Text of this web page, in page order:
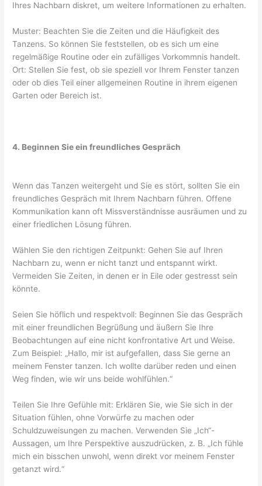
Ihres Nachbarn diskret, um weitere Informationen zu erhalten.
Muster: Beachten Sie die Zeiten und die Häufigkeit des
Tanzens. So können Sie feststellen, ob es sich um eine
regelmäßige Routine oder ein zufälliges Vorkommnis handelt.
Ort: Stellen Sie fest, ob sie speziell vor Ihrem Fenster tanzen
oder ob dies Teil einer allgemeinen Routine in ihrem eigenen
Garten oder Bereich ist.
4. Beginnen Sie ein freundliches Gespräch
Wenn das Tanzen weitergeht und Sie es stört, sollten Sie ein
freundliches Gespräch mit Ihrem Nachbarn führen. Offene
Kommunikation kann oft Missverständnisse ausräumen und zu
einer friedlichen Lösung führen.
Wählen Sie den richtigen Zeitpunkt: Gehen Sie auf Ihren
Nachbarn zu, wenn er nicht tanzt und entspannt wirkt.
Vermeiden Sie Zeiten, in denen er in Eile oder gestresst sein
könnte.
Seien Sie höflich und respektvoll: Beginnen Sie das Gespräch
mit einer freundlichen Begrüßung und äußern Sie Ihre
Beobachtungen auf eine nicht konfrontative Art und Weise.
Zum Beispiel: „Hallo, mir ist aufgefallen, dass Sie gerne an
meinem Fenster tanzen. Ich wollte darüber reden und einen
Weg finden, wie wir uns beide wohlfühlen.“
Teilen Sie Ihre Gefühle mit: Erklären Sie, wie Sie sich in der
Situation fühlen, ohne Vorwürfe zu machen oder
Schuldzuweisungen zu machen. Verwenden Sie „Ich“-
Aussagen, um Ihre Perspektive auszudrücken, z. B. „Ich fühle
mich ein bisschen unwohl, wenn direkt vor meinem Fenster
getanzt wird.“